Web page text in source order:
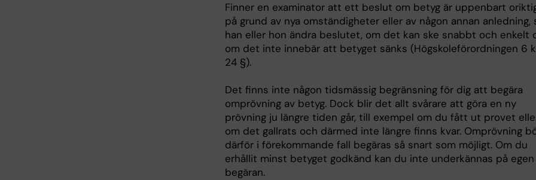
Finner en examinator att ett beslut om betyg är uppenbart
på grund av nya omständigheter eller av någon annan anledning,
han eller hon ändra beslutet, om det kan ske snabbt och enkelt
om det inte innebär att betyget sänks (Högskoleförordningen 6
24 §).
Det finns inte någon tidsmässig begränsning för dig att begära
omprövning av betyg. Dock blir det allt svårare att göra en ny
prövning ju längre tiden går, till exempel om du fått ut provet
om det gallrats och därmed inte längre finns kvar. Omprövning
därför i förekommande fall begäras så snart som möjligt. Om du
erhållit minst betyget godkänd kan du inte underkännas på egen
begäran.